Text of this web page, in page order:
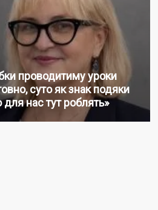
проводитиму уроки
суто як знак подяки
для нас тут роблять»